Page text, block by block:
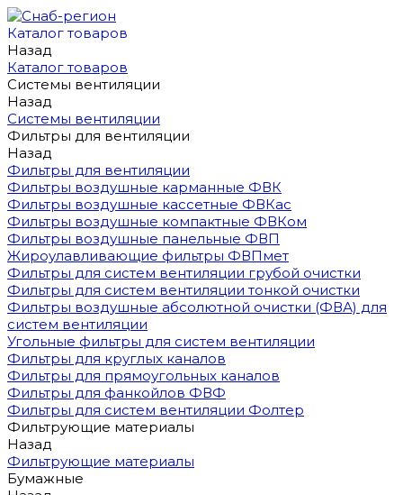
Каталог товаров
Назад
Каталог товаров
Системы вентиляции
Назад
Системы вентиляции
Фильтры для вентиляции
Назад
Фильтры для вентиляции
Фильтры воздушные карманные ФВК
Фильтры воздушные кассетные ФВКас
Фильтры воздушные компактные ФВКом
Фильтры воздушные панельные ФВП
Жироулавливающие фильтры ФВПмет
Фильтры для систем вентиляции грубой очистки
Фильтры для систем вентиляции тонкой очистки
Фильтры воздушные абсолютной очистки (ФВА) для
систем вентиляции
Угольные фильтры для систем вентиляции
Фильтры для круглых каналов
Фильтры для прямоугольных каналов
Фильтры для фанкойлов ФВФ
Фильтры для систем вентиляции Фолтер
Фильтрующие материалы
Назад
Фильтрующие материалы
Бумажные